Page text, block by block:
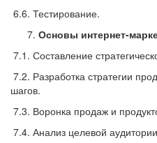
6.6. Тестирование.
Основы интернет-
7.1. Составление
7.2. Разработка стратегии
шагов.
7.3. Воронка продаж и
7.4. Анализ целевой